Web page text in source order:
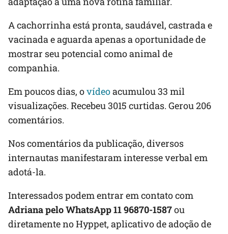
A cachorrinha está pronta, saudável, castrada e
vacinada e aguarda apenas a oportunidade de
mostrar seu potencial como animal de
companhia.
Em poucos dias, ovídeoacumulou 33 mil
visualizações. Recebeu 3015 curtidas. Gerou 206
comentários.
Nos comentários da publicação, diversos
internautas manifestaram interesse verbal em
adotá-la.
Interessados podem entrar em contato com
Adriana pelo WhatsApp 11 96870-1587ou
diretamente no Hyppet, aplicativo de adoção de